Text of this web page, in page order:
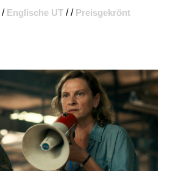
/ Englische UT / / Preisgekrönt